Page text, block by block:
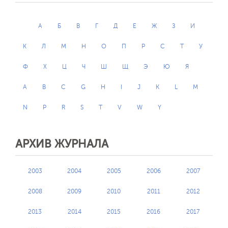
А Б В Г Д Е Ж З И
К Л М Н О П Р С Т У
Ф Х Ц Ч Ш Щ Э Ю Я
A B C G H J K L M
N P R S T V W Y
АРХИВ ЖУРНАЛА
2003 2004 2005 2006 2007
2008 2009 2010 2011 2012
2013 2014 2015 2016 2017